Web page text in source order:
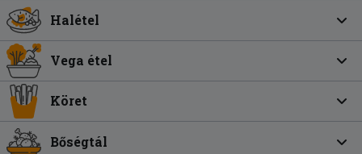
Halétel
Vega étel
Köret
Bőségtál